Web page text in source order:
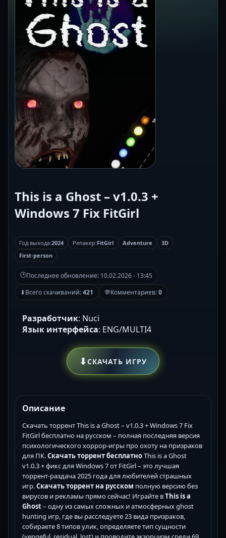
This is a Ghost – v1.0.3 +
Windows 7 Fix FitGirl
Год выхода:2024 Репакер:FitGirl Adventure
3D
First-person
🕒Последнее обновление: 10.02.2026 - 13:45
⬇Всего скачиваний:421 💬Комментариев:0
Разработчик: Nuci
Язык интерфейса: ENG/MULTI4
⬇СКАЧАТЬ ИГРУ
Описание
Скачать торрент This is a Ghost – v1.0.3 + Windows 7 Fix
FitGirl бесплатно на русском – полная последняя версия
психологического хоррор-игры про охоту на призраков
для ПК.Скачать торрент бесплатноThis is a Ghost
v1.0.3 + фикс для Windows 7 от FitGirl – это лучшая
торрент-раздача 2025 года для любителей страшных
игр.Скачать торрент на русском полную версию без
вирусов и рекламы прямо сейчас! Играйте вThis is a
Ghost– одну из самых сложных и атмосферных ghost
hunting игр, где вы расследуете 23 вида призраков,
собираете 8 типов улик, определяете тип сущности